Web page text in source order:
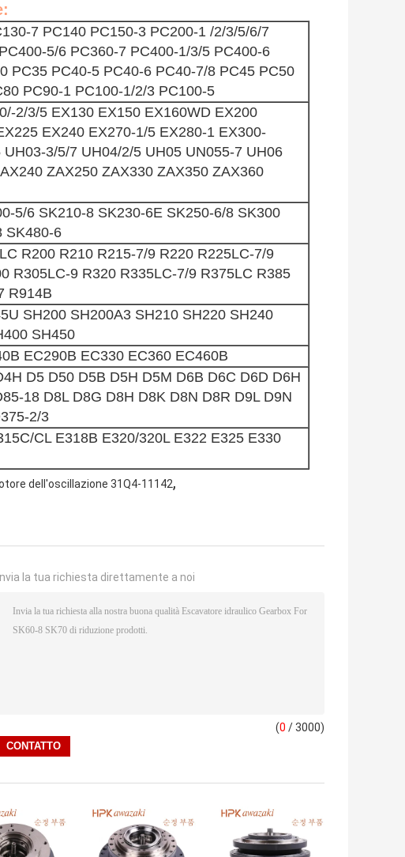
7 PC140 PC150-3 PC200-1 /2/3/5/6/7
5/6 PC360-7 PC400-1/3/5 PC400-6
PC35 PC40-5 PC40-6 PC40-7/8 PC45 PC50
PC90-1 PC100-1/2/3 PC100-5
2/3/5 EX130 EX150 EX160WD EX200
EX240 EX270-1/5 EX280-1 EX300-
3/5/7 UH04/2/5 UH05 UN055-7 UH06
ZAX250 ZAX330 ZAX350 ZAX360
5/6 SK210-8 SK230-6E SK250-6/8 SK300
SK480-6
R200 R210 R215-7/9 R220 R225LC-7/9
R305LC-9 R320 R335LC-7/9 R375LC R385
R914B
SH200 SH200A3 SH210 SH220 SH240
SH450
EC290B EC330 EC360 EC460B
D5 D50 D5B D5H D5M D6B D6C D6D D6H
18 D8L D8G D8H D8K D8N D8R D9L D9N
2/3
CL E318B E320/320L E322 E325 E330
dell'oscillazione 31Q4-11142,
Invia la tua richiesta direttamente a noi
(0 / 3000)